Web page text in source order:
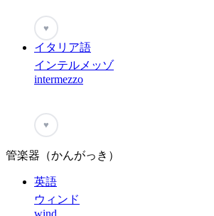
♥
イタリア語
インテルメッゾ
intermezzo
♥
管楽器（かんがっき）
英語
ウィンド
wind